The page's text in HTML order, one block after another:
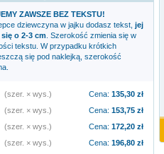
ZAWSZE BEZ TEKSTU!
dziewczyna w jajkudodasz tekst, jej
o 2-3 cm. Szerokość zmienia się w
tekstu. W przypadku krótkich
się pod naklejką, szerokość
(szer. × wys.) Cena: 135,30zł
(szer. × wys.) Cena: 153,75zł
(szer. × wys.) Cena: 172,20zł
(szer. × wys.) Cena: 196,80zł